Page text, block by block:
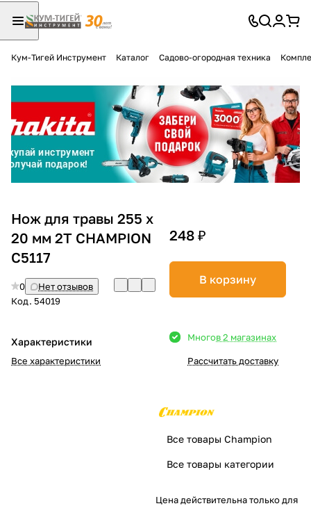
Кум-Тигей Инструмент Каталог Садово-огородная техника
Нож для травы 255 х
20 мм 2T CHAMPION
C5117
0
Нет отзывов
Код. 54019
Характеристики
Все характеристики
248 ₽
В корзину
Многов 2 магазинах
Рассчитать доставку
Все товары Champion
Все товары категории
Цена действительна только для
Разбейте
оплатуна части
без переплат
График платежей
Сегодня
в корзину
% картой любого банка